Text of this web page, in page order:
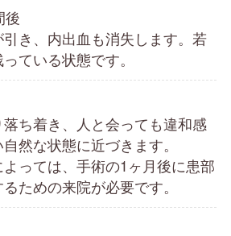
後
き、内出血も消失します。若
ている状態です。
ち着き、人と会っても違和感
然な状態に近づきます。
っては、手術の1ヶ月後に患部
ための来院が必要です。